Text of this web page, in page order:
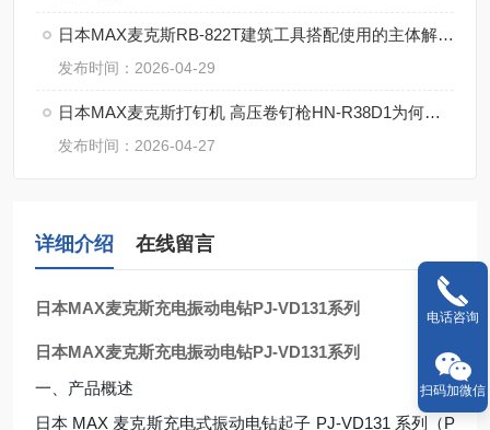
日本MAX麦克斯RB-822T建筑工具搭配使用的主体解决方案
发布时间：2026-04-29
日本MAX麦克斯打钉机 高压卷钉枪HN-R38D1为何这么牛？
发布时间：2026-04-27
详细介绍 在线留言
日本MAX麦克斯充电振动电钻PJ-VD131系列
日本MAX麦克斯充电振动电钻PJ-VD131系列
一、产品概述
日本 MAX 麦克斯充电式振动电钻起子 PJ-VD131 系列（P
电话咨询
扫码加微信